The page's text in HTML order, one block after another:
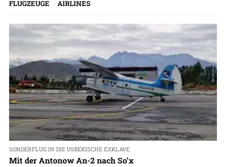
FLUGZEUGE AIRLINES
SONDERFLUG IN DIE USBEKISCHE EXKLAVE
Mit der Antonow An-2 nach So’x